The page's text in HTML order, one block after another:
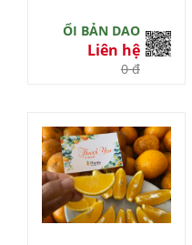
ỔI BẢN DAO
Liên hệ
0 đ